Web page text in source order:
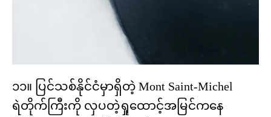
၁၁။ ပြင်သစ်နိုင်ငံမှာရှိတဲ့ Mont Saint-Michel
ရဲတိုက်ကြီးကို လှပတဲ့ရှုထောင့်အမြင်ကနေ